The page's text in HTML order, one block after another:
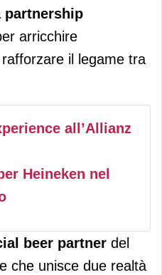
partnership
arricchire
rafforzare il legame tra
all’Allianz
Heineken nel
beer partner del
che unisce due realtà